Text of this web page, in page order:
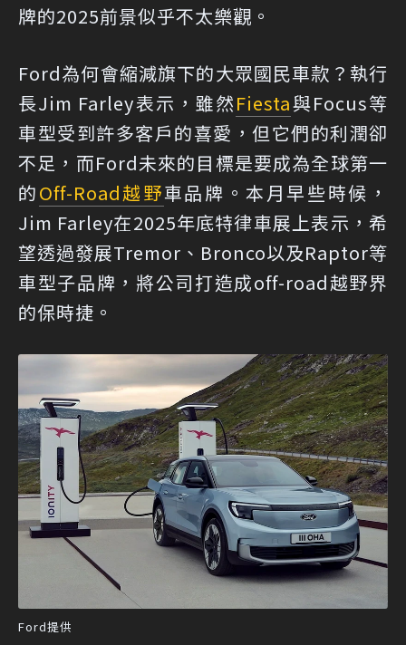
牌的2025前景似乎不太樂觀。
Ford為何會縮減旗下的大眾國民車款？執行
長Jim Farley表示，雖然Fiesta與Focus等
車型受到許多客戶的喜愛，但它們的利潤卻
不足，而Ford未來的目標是要成為全球第一
的Off-Road越野車品牌。本月早些時候，
Jim Farley在2025年底特律車展上表示，希
望透過發展Tremor、Bronco以及Raptor等
車型子品牌，將公司打造成off-road越野界
的保時捷。
Ford提供